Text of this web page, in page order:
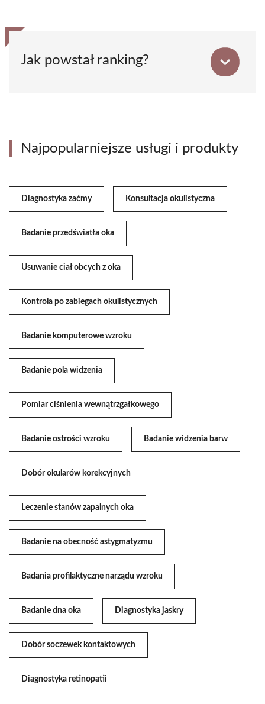
Jak powstał ranking?
Najpopularniejsze usługi i produkty
Diagnostyka zaćmy Konsultacja okulistyczna
Badanie przedświatła oka
Usuwanie ciał obcych z oka
Kontrola po zabiegach okulistycznych
Badanie komputerowe wzroku
Badanie pola widzenia
Pomiar ciśnienia wewnątrzgałkowego
Badanie ostrości wzroku Badanie widzenia barw
Dobór okularów korekcyjnych
Leczenie stanów zapalnych oka
Badanie na obecność astygmatyzmu
Badania profilaktyczne narządu wzroku
Badanie dna oka Diagnostyka jaskry
Dobór soczewek kontaktowych
Diagnostyka retinopatii